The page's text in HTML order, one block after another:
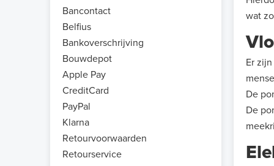
Bancontact
Belfius
Bankoverschrijving
Bouwdepot
Apple Pay
CreditCard
PayPal
Klarna
Retourvoorwaarden
Retourservice
wat
Er
De
De